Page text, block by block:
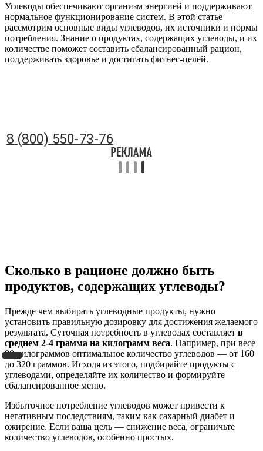
Углеводы обеспечивают организм энергией и поддерживают
нормальное функционирование систем. В этой статье
рассмотрим основные виды углеводов, их источники и нормы
потребления. Знание о продуктах, содержащих углеводы, и их
количестве поможет составить сбалансированный рацион,
поддерживать здоровье и достигать фитнес-целей.
Сколько в рационе должно быть
продуктов, содержащих углеводы?
Прежде чем выбирать углеводные продукты, нужно
установить правильную дозировку для достижения желаемого
результата. Суточная потребность в углеводах составляет в
среднем 2-4 грамма на килограмм веса. Например, при весе
80 килограммов оптимальное количество углеводов — от 160
до 320 граммов. Исходя из этого, подбирайте продукты с
углеводами, определяйте их количество и формируйте
сбалансированное меню.
Избыточное потребление углеводов может привести к
негативным последствиям, таким как сахарный диабет и
ожирение. Если ваша цель — снижение веса, ограничьте
количество углеводов, особенно простых.